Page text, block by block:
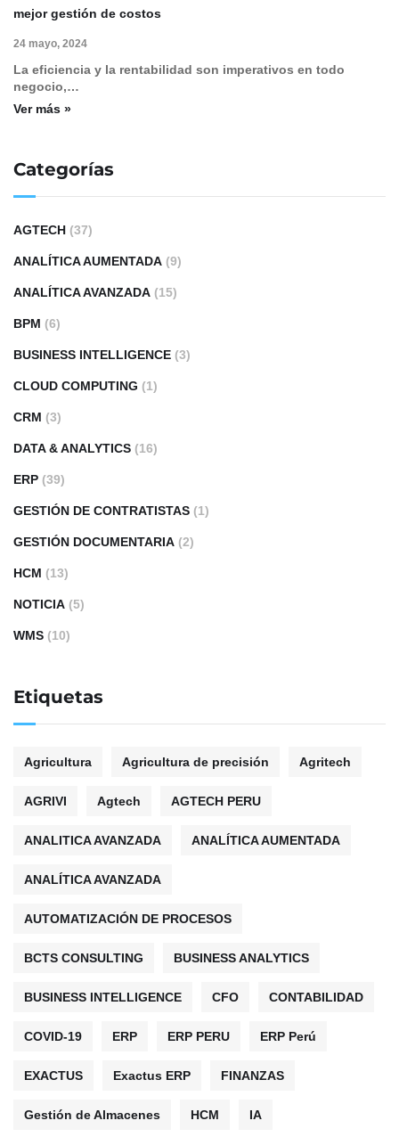
mejor gestión de costos
24 mayo, 2024
La eficiencia y la rentabilidad son imperativos en todo
negocio,…
Ver más »
Categorías
AGTECH (37)
ANALÍTICA AUMENTADA (9)
ANALÍTICA AVANZADA (15)
BPM (6)
BUSINESS INTELLIGENCE (3)
CLOUD COMPUTING (1)
CRM (3)
DATA & ANALYTICS (16)
ERP (39)
GESTIÓN DE CONTRATISTAS (1)
GESTIÓN DOCUMENTARIA (2)
HCM (13)
NOTICIA (5)
WMS (10)
Etiquetas
Agricultura Agricultura de precisión Agritech
AGRIVI Agtech AGTECH PERU
ANALITICA AVANZADA ANALÍTICA AUMENTADA
ANALÍTICA AVANZADA
AUTOMATIZACIÓN DE PROCESOS
BCTS CONSULTING BUSINESS ANALYTICS
BUSINESS INTELLIGENCE CFO CONTABILIDAD
COVID-19 ERP ERP PERU ERP Perú
EXACTUS Exactus ERP FINANZAS
Gestión de Almacenes HCM IA